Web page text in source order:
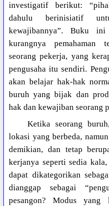
investigatif berikut:
dahulu berinisiatif
kewajibannya”. Buku
kurangnya pemahaman
seorang pekerja, yang
pengusaha itu sendiri.
akan belajar hak-hak
buruh yang bijak dan
hak dan kewajiban seorang
Ketika seorang
lokasi yang berbeda,
demikian, dan tetap
kerjanya seperti sedia
dapat dikategorikan
dianggap sebagai
pesangon? Modus